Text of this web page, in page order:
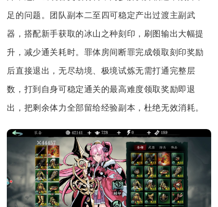
足的问题。团队副本二至四可稳定产出过渡主副武
器，搭配新手获取的冰山之种刻印，刷图输出大幅提
升，减少通关耗时。罪体房间断罪完成领取刻印奖励
后直接退出，无尽劫境、极境试炼无需打通完整层
数，打到自身可稳定通关的最高难度领取奖励即退
出，把剩余体力全部留给经验副本，杜绝无效消耗。